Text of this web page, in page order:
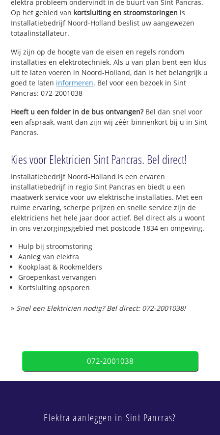
elektra probleem ondervindt in de buurt van Sint Pancras.
Op het gebied van kortsluiting en stroomstoringen is
Installatiebedrijf Noord-Holland beslist uw aangewezen
totaalinstallateur.
Wij zijn op de hoogte van de eisen en regels rondom
installaties en elektrotechniek. Als u van plan bent een klus
uit te laten voeren in Noord-Holland, dan is het belangrijk u
goed te laten informeren. Bel voor een bezoek in Sint
Pancras: 072-2001038
Heeft u een folder in de bus ontvangen?Bel dan snel voor
een afspraak, want dan zijn wij zéér binnenkort bij u in Sint
Pancras.
Kies voor Elektricien Sint Pancras. Bel direct!
Installatiebedrijf Noord-Holland is een ervaren
installatiebedrijf in regio Sint Pancras en biedt u een
maatwerk service voor uw elektrische installaties. Met een
ruime ervaring, scherpe prijzen en snelle service zijn de
elektriciens het hele jaar door actief. Bel direct als u woont
in ons verzorgingsgebied met postcode 1834 en omgeving.
Hulp bij stroomstoring
Aanleg van elektra
Kookplaat & Rookmelders
Groepenkast vervangen
Kortsluiting opsporen
» Snel een Elektricien nodig? Bel direct: 072-2001038!
072-2001038
Elektra aanleggen in Sint Pancras?